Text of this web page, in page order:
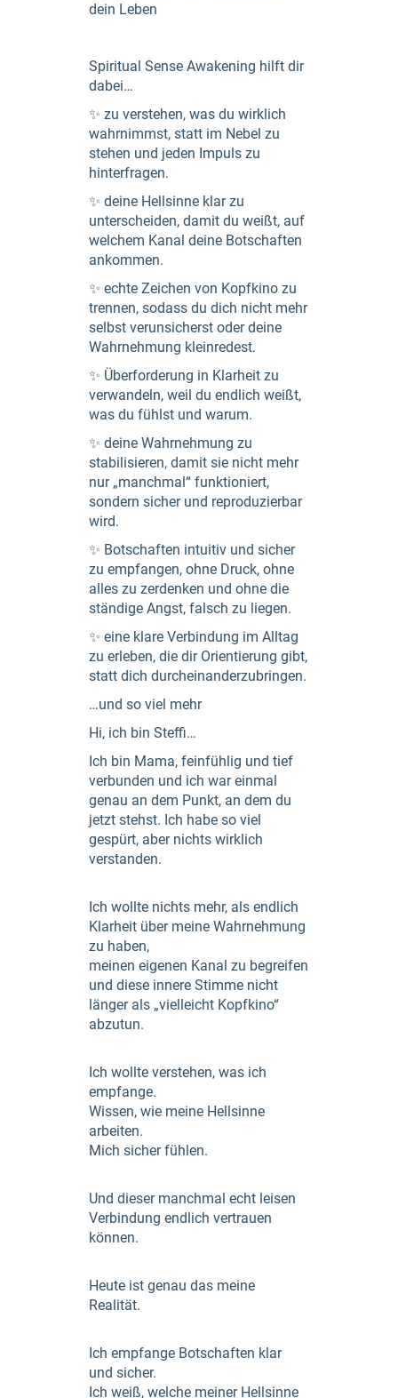
dein Leben
Spiritual Sense Awakening hilft dir
dabei…
✨ zu verstehen, was du wirklich
wahrnimmst, statt im Nebel zu
stehen und jeden Impuls zu
hinterfragen.
✨ deine Hellsinne klar zu
unterscheiden, damit du weißt, auf
welchem Kanal deine Botschaften
ankommen.
✨ echte Zeichen von Kopfkino zu
trennen, sodass du dich nicht mehr
selbst verunsicherst oder deine
Wahrnehmung kleinredest.
✨ Überforderung in Klarheit zu
verwandeln, weil du endlich weißt,
was du fühlst und warum.
✨ deine Wahrnehmung zu
stabilisieren, damit sie nicht mehr
nur „manchmal“ funktioniert,
sondern sicher und reproduzierbar
wird.
✨ Botschaften intuitiv und sicher
zu empfangen, ohne Druck, ohne
alles zu zerdenken und ohne die
ständige Angst, falsch zu liegen.
✨ eine klare Verbindung im Alltag
zu erleben, die dir Orientierung gibt,
statt dich durcheinanderzubringen.
…und so viel mehr
Hi, ich bin Steffi…
Ich bin Mama, feinfühlig und tief
verbunden und ich war einmal
genau an dem Punkt, an dem du
jetzt stehst. Ich habe so viel
gespürt, aber nichts wirklich
verstanden.
Ich wollte nichts mehr, als endlich
Klarheit über meine Wahrnehmung
zu haben,
meinen eigenen Kanal zu begreifen
und diese innere Stimme nicht
länger als „vielleicht Kopfkino“
abzutun.
Ich wollte verstehen, was ich
empfange.
Wissen, wie meine Hellsinne
arbeiten.
Mich sicher fühlen.
Und dieser manchmal echt leisen
Verbindung endlich vertrauen
können.
Heute ist genau das meine
Realität.
Ich empfange Botschaften klar
und sicher.
Ich weiß, welche meiner Hellsinne